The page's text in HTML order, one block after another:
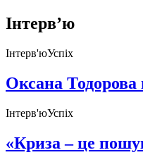
Інтерв’ю
Інтерв'юУспіх
Оксана Тодорова
Інтерв'юУспіх
«Криза – це